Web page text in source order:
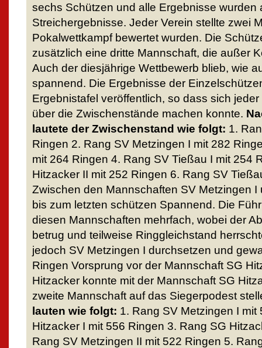
sechs Schützen und alle Ergebnisse wurden
Streichergebnisse. Jeder Verein stellte zwei
Pokalwettkampf bewertet wurden. Die
zusätzlich eine dritte Mannschaft, die außer
Auch der diesjährige Wettbewerb blieb, wie
spannend. Die Ergebnisse der
Ergebnistafel veröffentlich, so dass sich
über die Zwischenstände machen konnte.
lautete der Zwischenstand wie folgt: 1.
Ringen 2. Rang SV Metzingen I mit 282
mit 264 Ringen 4. Rang SV Tießau I mit 254
Hitzacker II mit 252 Ringen 6. Rang SV
Zwischen den Mannschaften SV Metzingen I
bis zum letzten schützen Spannend. Die
diesen Mannschaften mehrfach, wobei der
betrug und teilweise Ringgleichstand
jedoch SV Metzingen I durchsetzen und
Ringen Vorsprung vor der Mannschaft SG
Hitzacker konnte mit der Mannschaft SG
zweite Mannschaft auf das Siegerpodest
lauten wie folgt: 1. Rang SV Metzingen I
Hitzacker I mit 556 Ringen 3. Rang SG
Rang SV Metzingen II mit 522 Ringen 5.